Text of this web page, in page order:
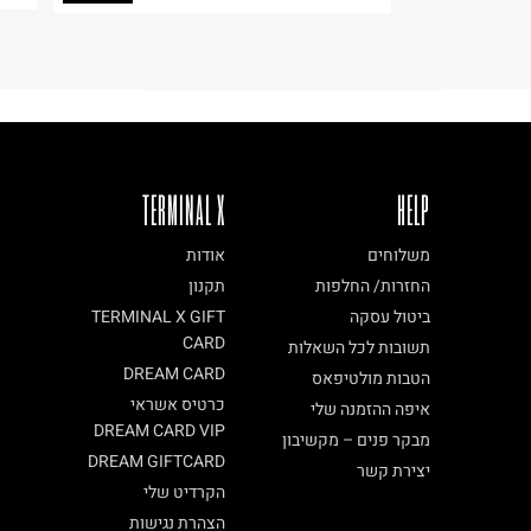
TERMINAL X
אודות
תקנון
TERMINAL X GIFT
CARD
DREAM CARD
כרטיס אשראי
DREAM CARD VIP
DREAM GIFTCARD
הקרדיט שלי
הצהרת נגישות
HELP
משלוחים
החזרות/ החלפות
ביטול עסקה
תשובות לכל השאלות
הטבות מולטיפאס
איפה ההזמנה שלי
מבקר פנים – מקשיבון
יצירת קשר